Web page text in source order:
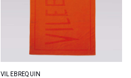
VILEBREQUIN